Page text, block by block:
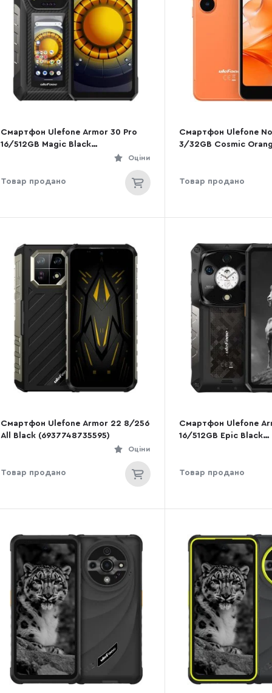
Смартфон Ulefone Armor 30 Pro
16/512GB Magic Black
Оціни
Товар продано
Смартфон Ulefone
3/32GB Cosmic
Товар продано
Смартфон Ulefone Armor 22 8/256
All Black (6937748735595)
Оціни
Товар продано
Смартфон Ulefone
16/512GB Epic Black
Товар продано